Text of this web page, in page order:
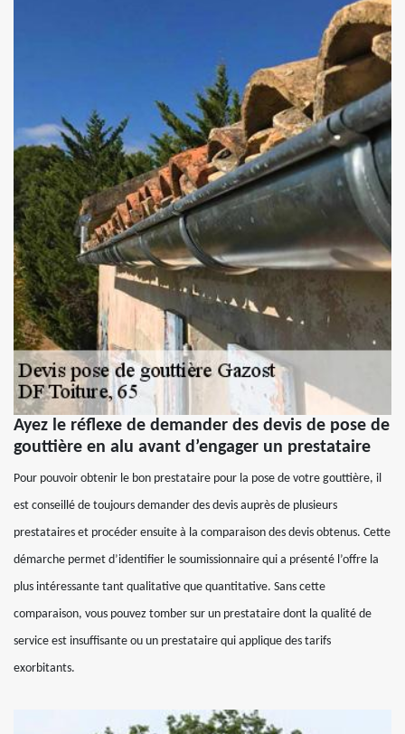
Ayez le réflexe de demander des devis de pose de
gouttière en alu avant d’engager un prestataire
Pour pouvoir obtenir le bon prestataire pour la pose de votre gouttière, il
est conseillé de toujours demander des devis auprès de plusieurs
prestataires et procéder ensuite à la comparaison des devis obtenus. Cette
démarche permet d’identifier le soumissionnaire qui a présenté l’offre la
plus intéressante tant qualitative que quantitative. Sans cette
comparaison, vous pouvez tomber sur un prestataire dont la qualité de
service est insuffisante ou un prestataire qui applique des tarifs
exorbitants.